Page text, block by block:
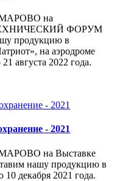
на
ФОРУМ
продукцию в
на аэродроме
августа 2022 года.
- 2021
на Выставке
нашу продукцию в
декабря 2021 года.